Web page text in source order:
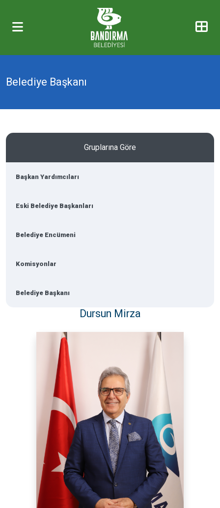
Belediye Başkanı
Gruplarına Göre
Başkan Yardımcıları
Eski Belediye Başkanları
Belediye Encümeni
Komisyonlar
Belediye Başkanı
Dursun Mirza